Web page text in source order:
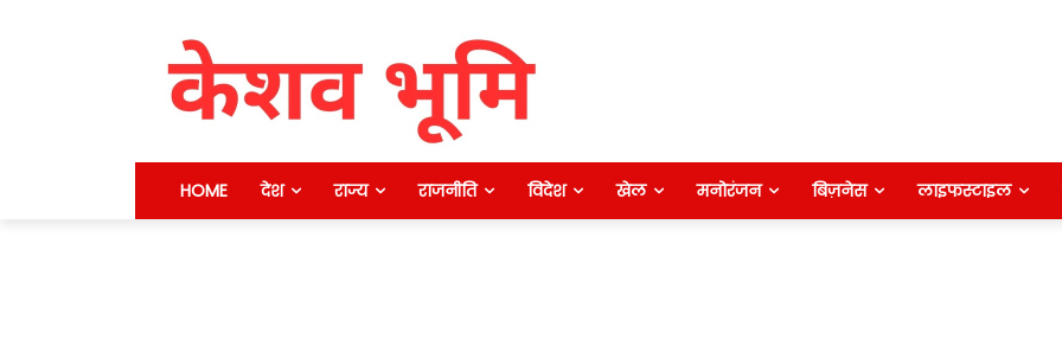
HOME देश राज्य राजनीति विदेश खेल मनोरंजन बिज़नेस लाइफस्टाइल